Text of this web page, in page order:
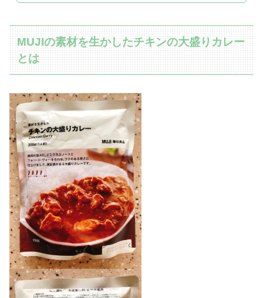
MUJIの素材を生かしたチキンの大盛りカレー
とは